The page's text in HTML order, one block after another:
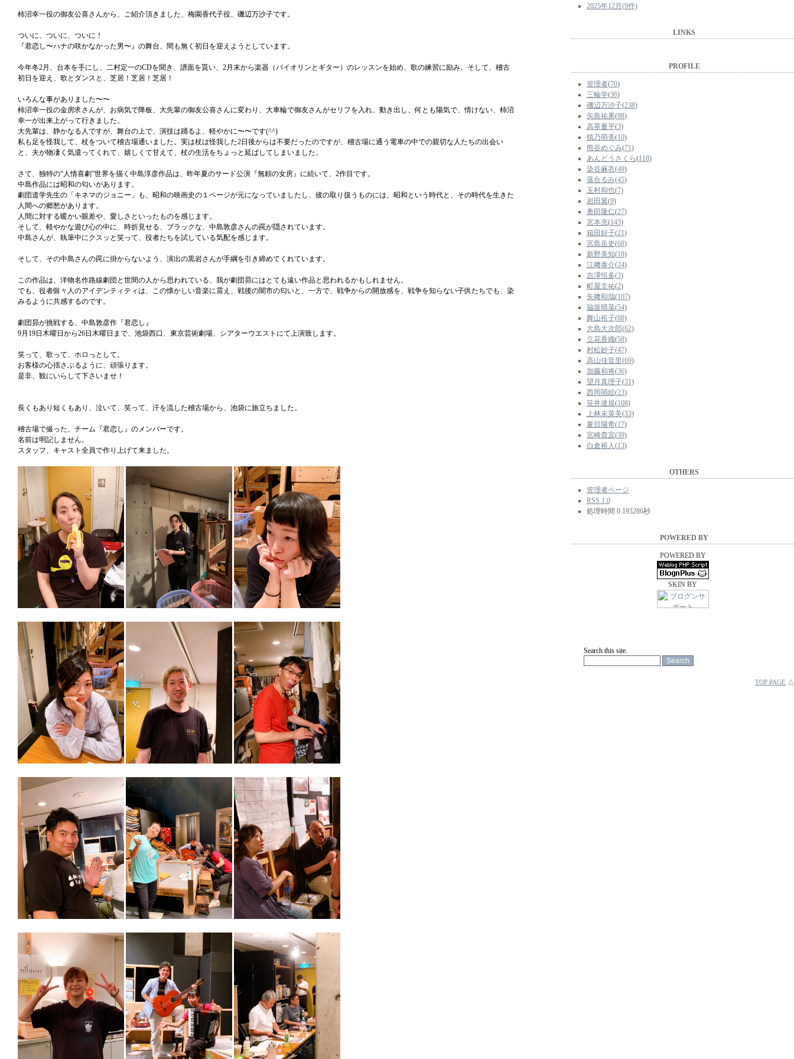
柿沼幸一役の御友公喜さんから、ご紹介頂きました、梅園香代子役、磯辺万沙子です。
ついに、ついに、ついに！
『君恋し〜ハナの咲かなかった男〜』の舞台、間も無く初日を迎えようとしています。
今年冬2月、台本を手にし、二村定一のCDを聞き、譜面を貰い、2月末から楽器（バイオリンとギター）のレッスンを始め、歌の練習に励み、そして、稽古
初日を迎え、歌とダンスと、芝居！芝居！芝居！
いろんな事がありました〜〜
柿沼幸一役の金房求さんが、お病気で降板、大先輩の御友公喜さんに変わり、大車輪で御友さんがセリフを入れ、動き出し、何とも陽気で、情けない、柿沼
幸一が出来上がって行きました。
大先輩は、静かなる人ですが、舞台の上で、演技は踊るよ、軽やかに〜〜です(^^)
私も足を怪我して、杖をついて稽古場通いました。実は杖は怪我した2日後からは不要だったのですが、稽古場に通う電車の中での親切な人たちの出会い
と、夫が物凄く気遣ってくれて、嬉しくて甘えて、杖の生活をちょっと延ばしてしまいました。
さて、独特の“人情喜劇”世界を描く中島淳彦作品は、昨年夏のサード公演『無頼の女房』に続いて、2作目です。
中島作品には昭和の匂いがあります。
劇団道学先生の「キネマのジョニー」も、昭和の映画史の１ページが元になっていましたし、彼の取り扱うものには、昭和という時代と、その時代を生きた
人間への郷愁があります。
人間に対する暖かい眼差や、愛しさといったものを感じます。
そして、軽やかな遊び心の中に、時折見せる、ブラックな、中島敦彦さんの罠が隠されています。
中島さんが、執筆中にクスッと笑って、役者たちを試している気配を感じます。
そして、その中島さんの罠に掛からないよう、演出の黒岩さんが手綱を引き締めてくれています。
この作品は、洋物名作路線劇団と世間の人から思われている、我が劇団昴にはとても遠い作品と思われるかもしれません。
でも、役者個々人のアイデンティティは、この懐かしい音楽に震え、戦後の闇市の匂いと、一方で、戦争からの開放感を、戦争を知らない子供たちでも、染
みるように共感するのです。
劇団昴が挑戦する、中島敦彦作『君恋し』
9月19日木曜日から26日木曜日まで、池袋西口、東京芸術劇場、シアターウエストにて上演致します。
笑って、歌って、ホロっとして。
お客様の心揺さぶるように、頑張ります。
是非、観にいらして下さいませ！
長くもあり短くもあり、泣いて、笑って、汗を流した稽古場から、池袋に旅立ちました。
稽古場で撮った、チーム『君恋し』のメンバーです。
名前は明記しません。
スタッフ、キャスト全員で作り上げて来ました。
2025年12月(9件)
LINKS
PROFILE
管理者(70)
三輪学(36)
磯辺万沙子(238)
矢島祐果(98)
高草量平(3)
槙乃萌美(10)
熊谷めぐみ(71)
あんどうさくら(118)
染谷麻衣(49)
落合るみ(45)
玉村和也(7)
岩田翼(9)
奥田隆仁(27)
宮本充(143)
箱田好子(21)
宮島岳史(68)
新野美知(18)
江﨑泰介(24)
吉澤恒多(3)
町屋圭祐(2)
矢﨑和哉(107)
脇坂晴菜(54)
舞山裕子(88)
大島大次郎(62)
立花香織(58)
村松妙子(47)
高山佳音里(69)
加藤和将(36)
望月真理子(31)
西岡萌絵(23)
笹井達規(108)
上林未菜美(33)
夏目陽希(17)
宮崎貴宜(39)
白倉裕人(13)
OTHERS
管理者ページ
RSS 1.0
処理時間 0.193286秒
POWERED BY
POWERED BY
SKIN BY
Search this site.
TOP PAGE △